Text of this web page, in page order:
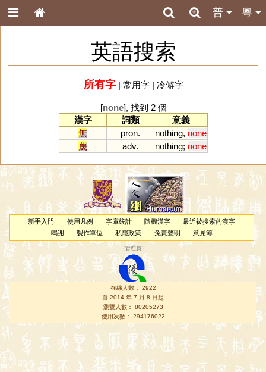
粵
普
英語搜索
所有字| 常用字| 冷僻字
[none], 找到 2 個
漢字
詞類
意義
無
pron. nothing, none
蔑
adv. nothing; none
新手入門 使用凡例 字庫統計 隨機漢字
最近被搜索的漢字
鳴謝
製作單位 私隱政策 免責聲明 意見簿
（管理員 ）
在線人數： 2922
自 2014 年 7 月 8 日起
瀏覽人數： 80205273
使用次數： 294176022